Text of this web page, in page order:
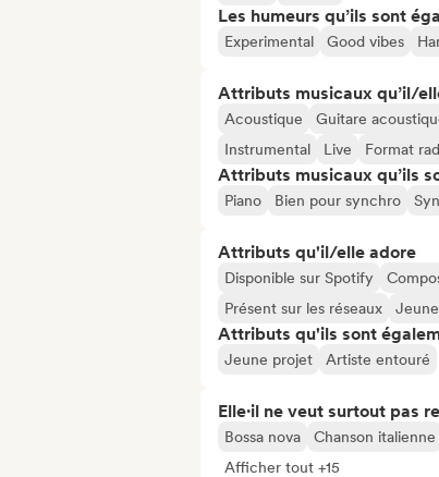
Les humeurs qu’ils sont
Experimental Good vibes
Attributs musicaux qu’il/
Acoustique Guitare
Instrumental
Live Format
Attributs musicaux qu’ils
Piano Bien pour synchro
Attributs qu'il/elle adore
Disponible sur Spotify
Présent sur les réseaux
Attributs qu'ils sont
Jeune projet Artiste entouré
Elle·il ne veut surtout pas
Bossa nova Chanson italienne
Afficher tout +15